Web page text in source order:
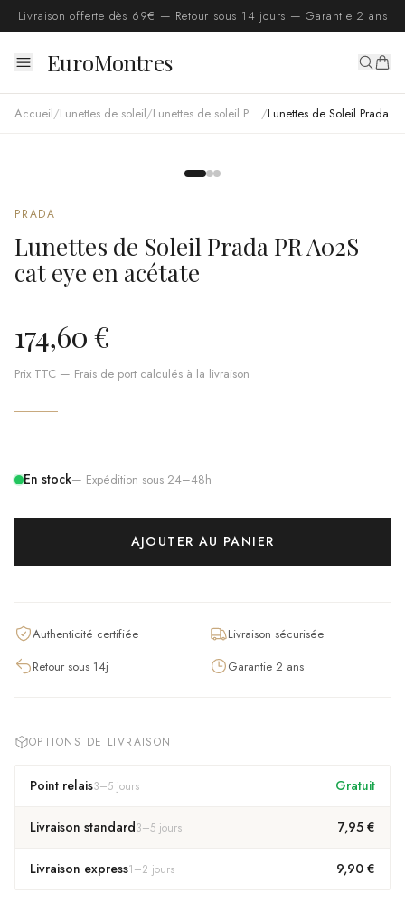
Livraison offerte dès 69€ — Retour sous 14 jours — Garantie 2 ans
EuroMontres
Accueil/Lunettes de soleil/ Lunettes de soleil Prada /
PRADA
Lunettes de Soleil Prada PR A02S
cat eye en acétate
174,60 €
Prix TTC — Frais de port calculés à la livraison
En stock— Expédition sous 24–48h
AJOUTER AU PANIER
Authenticité certifiée
Livraison sécurisée
Retour sous 14j
Garantie 2 ans
OPTIONS DE LIVRAISON
Point relais3–5 jours Gratuit
Livraison standard3–5 jours 7,95 €
Livraison express1–2 jours 9,90 €